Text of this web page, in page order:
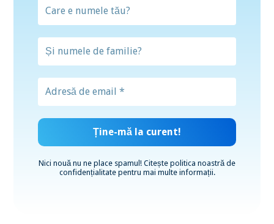
Nici nouă nu ne place spamul! Citește politica noastră de
confidențialitatepentru mai multe informații.